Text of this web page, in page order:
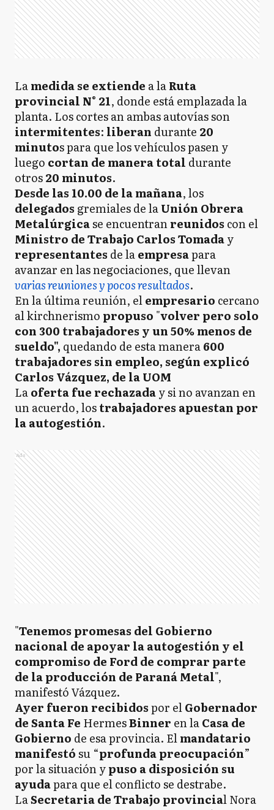
Lamedida se extiende a laRuta
provincial N° 21, donde está emplazada la
planta. Los cortes an ambas autovías son
intermitentes: liberan durante 20
minutos para que los vehículos pasen y
luego cortan de manera total durante
otros20 minutos.
Desde las 10.00 de la mañana, los
delegados gremiales de laUnión Obrera
Metalúrgicase encuentranreunidos con el
Ministro de Trabajo Carlos Tomaday
representantes de laempresapara
avanzar en las negociaciones, que llevan
varias reuniones y pocos resultados.
En la última reunión, elempresario cercano
al kirchnerismo propuso "volver pero solo
con 300 trabajadores y un 50% menos de
sueldo", quedando de esta manera600
trabajadores sin empleo, según explicó
Carlos Vázquez, de la UOM
Laoferta fue rechazaday si no avanzan en
un acuerdo, lostrabajadores apuestan por
la autogestión.
Ads
"Tenemos promesas del Gobierno
nacional de apoyar la autogestión y el
compromiso de Ford de comprar parte
de la producción de Paraná Metal",
manifestó Vázquez.
Ayer fueron recibidospor elGobernador
de Santa Fe HermesBinner en laCasa de
Gobierno de esa provincia. Elmandatario
manifestósu “profunda preocupación”
por la situación ypuso a disposición su
ayudapara que el conflicto se destrabe.
LaSecretaria de Trabajo provincial Nora